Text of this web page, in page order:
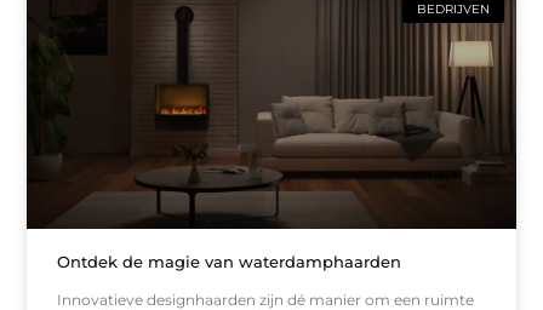
BEDRIJVEN
Ontdek de magie van waterdamphaarden
Innovatieve designhaarden zijn dé manier om een ruimte